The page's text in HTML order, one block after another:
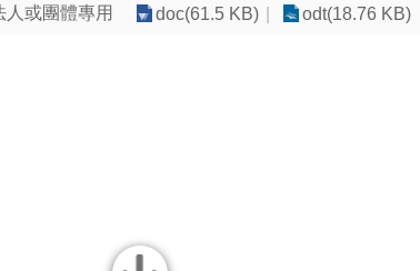
或團體專用 doc(61.5 KB) odt(18.76 KB)